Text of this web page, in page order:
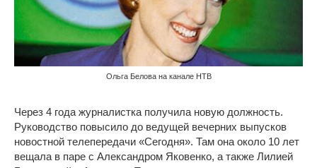
Ольга Белова на канале НТВ
Через 4 года журналистка получила новую должность.
Руководство повысило до ведущей вечерних выпусков
новостной телепередачи «Сегодня». Там она около 10 лет
вещала в паре с Александром Яковенко, а также Лилией